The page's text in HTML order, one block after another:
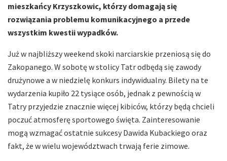
mieszkańcy Krzyszkowic, którzy domagają się
rozwiązania problemu komunikacyjnego a przede
wszystkim kwestii wypadków.
Już w najbliższy weekend skoki narciarskie przeniosą się do
Zakopanego. W sobotę w stolicy Tatr odbędą się zawody
drużynowe a w niedzielę konkurs indywidualny. Bilety na te
wydarzenia kupiło 22 tysiące osób, jednak z pewnością w
Tatry przyjedzie znacznie więcej kibiców, którzy będą chcieli
poczuć atmosferę sportowego święta. Zainteresowanie
mogą wzmagać ostatnie sukcesy Dawida Kubackiego oraz
fakt, że w wielu województwach trwają ferie zimowe.